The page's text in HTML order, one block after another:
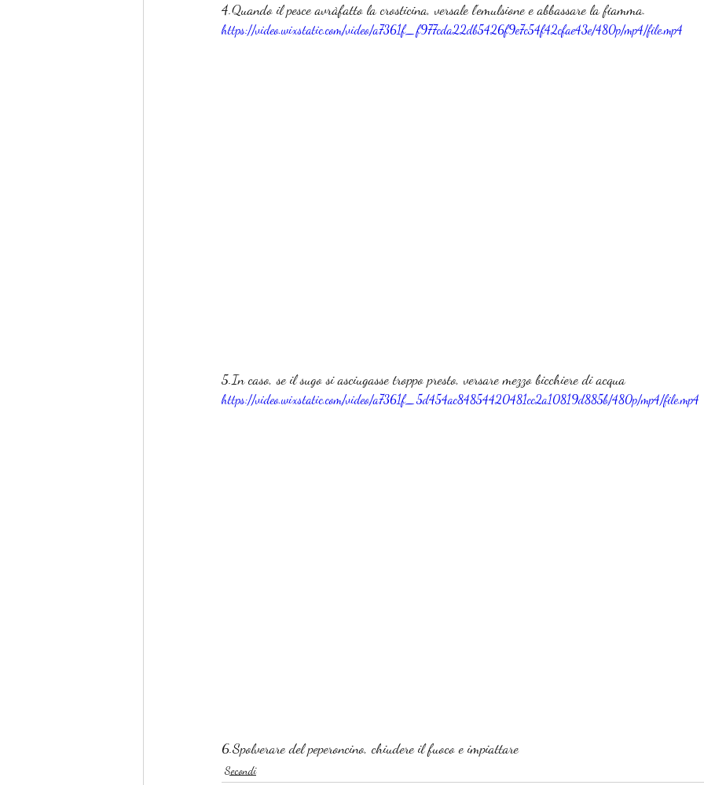
4.Quando il pesce avràfatto la crosticina, versale l'emulsione e abbassare la fiamma.
https://video.wixstatic.com/video/a7361f_f977cda22db5426f9e7c54f42cfae43e/480p/mp4/file.mp4
5.In caso, se il sugo si asciugasse troppo presto, versare mezzo bicchiere di acqua
https://video.wixstatic.com/video/a7361f_5d454ac84854420481cc2a10819d885b/480p/mp4/file.mp4
6.Spolverare del peperoncino, chiudere il fuoco e impiattare
Secondi